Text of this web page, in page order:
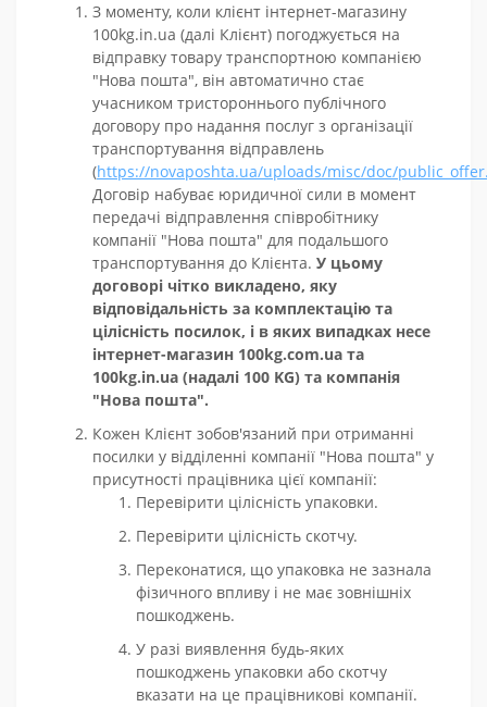
З моменту, коли клієнт інтернет-магазину
100kg.in.ua (далі Клієнт) погоджується на
відправку товару транспортною компанією
"Нова пошта", він автоматично стає
учасником тристороннього публічного
договору про надання послуг з організації
транспортування відправлень
(https://novaposhta.ua/uploads/misc/doc/
Договір набуває юридичної сили в момент
передачі відправлення співробітнику
компанії "Нова пошта" для подальшого
транспортування до Клієнта. У цьому
договорі чітко викладено, яку
відповідальність за комплектацію та
цілісність посилок, і в яких випадках несе
інтернет-магазин 100kg.com.ua та
100kg.in.ua (надалі 100 KG) та компанія
"Нова пошта".
Кожен Клієнт зобов'язаний при отриманні
посилки у відділенні компанії "Нова пошта" у
присутності працівника цієї компанії:
Перевірити цілісність упаковки.
Перевірити цілісність скотчу.
Переконатися, що упаковка не зазнала
фізичного впливу і не має зовнішніх
пошкоджень.
У разі виявлення будь-яких
пошкоджень упаковки або скотчу
вказати на це працівникові компанії.